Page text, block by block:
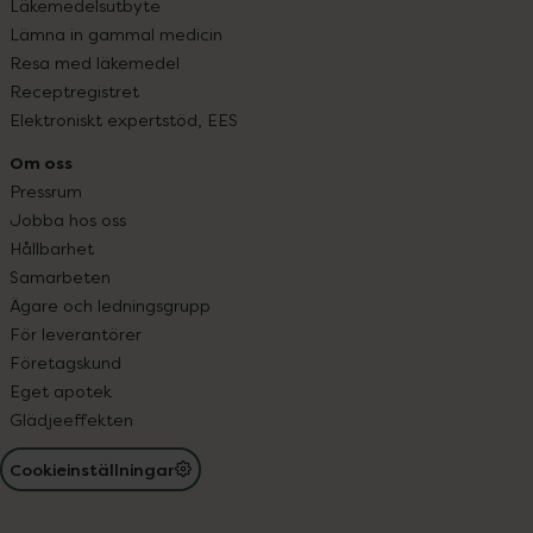
Läkemedelsutbyte
Lämna in gammal medicin
Resa med läkemedel
Receptregistret
Elektroniskt expertstöd, EES
Om oss
Pressrum
Jobba hos oss
Hållbarhet
Samarbeten
Ägare och ledningsgrupp
För leverantörer
Företagskund
Eget apotek
Glädjeeffekten
Cookieinställningar